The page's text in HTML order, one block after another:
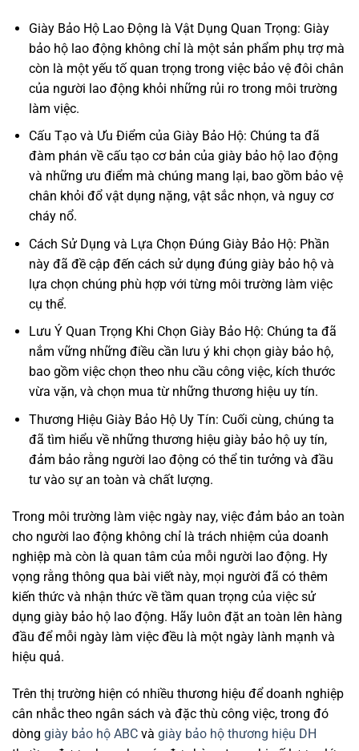
Giày Bảo Hộ Lao Động là Vật Dụng Quan Trọng: Giày
bảo hộ lao động không chỉ là một sản phẩm phụ trợ mà
còn là một yếu tố quan trọng trong việc bảo vệ đôi chân
của người lao động khỏi những rủi ro trong môi trường
làm việc.
Cấu Tạo và Ưu Điểm của Giày Bảo Hộ: Chúng ta đã
đàm phán về cấu tạo cơ bản của giày bảo hộ lao động
và những ưu điểm mà chúng mang lại, bao gồm bảo vệ
chân khỏi đổ vật dụng nặng, vật sắc nhọn, và nguy cơ
cháy nổ.
Cách Sử Dụng và Lựa Chọn Đúng Giày Bảo Hộ: Phần
này đã đề cập đến cách sử dụng đúng giày bảo hộ và
lựa chọn chúng phù hợp với từng môi trường làm việc
cụ thể.
Lưu Ý Quan Trọng Khi Chọn Giày Bảo Hộ: Chúng ta đã
nắm vững những điều cần lưu ý khi chọn giày bảo hộ,
bao gồm việc chọn theo nhu cầu công việc, kích thước
vừa vặn, và chọn mua từ những thương hiệu uy tín.
Thương Hiệu Giày Bảo Hộ Uy Tín: Cuối cùng, chúng ta
đã tìm hiểu về những thương hiệu giày bảo hộ uy tín,
đảm bảo rằng người lao động có thể tin tưởng và đầu
tư vào sự an toàn và chất lượng.
Trong môi trường làm việc ngày nay, việc đảm bảo an toàn
cho người lao động không chỉ là trách nhiệm của doanh
nghiệp mà còn là quan tâm của mỗi người lao động. Hy
vọng rằng thông qua bài viết này, mọi người đã có thêm
kiến thức và nhận thức về tầm quan trọng của việc sử
dụng giày bảo hộ lao động. Hãy luôn đặt an toàn lên hàng
đầu để mỗi ngày làm việc đều là một ngày lành mạnh và
hiệu quả.
Trên thị trường hiện có nhiều thương hiệu để doanh nghiệp
cân nhắc theo ngân sách và đặc thù công việc, trong đó
dòng giày bảo hộ ABC và giày bảo hộ thương hiệu DH